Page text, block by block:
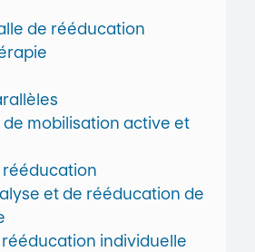
de rééducation
mobilisation active et
et de rééducation de
individuelle